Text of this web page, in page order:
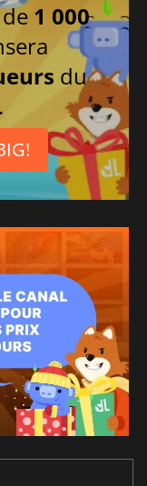
1 000
du